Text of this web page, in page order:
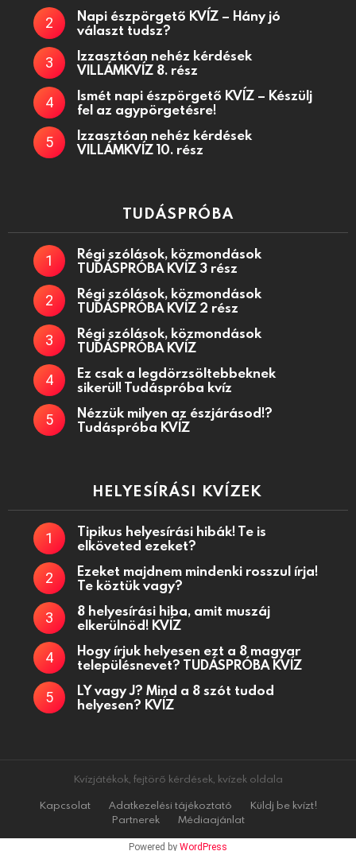
Napi észpörgető KVÍZ – Hány jó
választ tudsz?
Izzasztóan nehéz kérdések
VILLÁMKVÍZ 8. rész
Ismét napi észpörgető KVÍZ – Készülj
fel az agypörgetésre!
Izzasztóan nehéz kérdések
VILLÁMKVÍZ 10. rész
TUDÁSPRÓBA
Régi szólások, közmondások
TUDÁSPRÓBA KVÍZ 3 rész
Régi szólások, közmondások
TUDÁSPRÓBA KVÍZ 2 rész
Régi szólások, közmondások
TUDÁSPRÓBA KVÍZ
Ez csak a legdörzsöltebbeknek
sikerül! Tudáspróba kvíz
Nézzük milyen az észjárásod!?
Tudáspróba KVÍZ
HELYESÍRÁSI KVÍZEK
Tipikus helyesírási hibák! Te is
elköveted ezeket?
Ezeket majdnem mindenki rosszul írja!
Te köztük vagy?
8 helyesírási hiba, amit muszáj
elkerülnöd! KVÍZ
Hogy írjuk helyesen ezt a 8 magyar
településnevet? TUDÁSPRÓBA KVÍZ
LY vagy J? Mind a 8 szót tudod
helyesen? KVÍZ
Kvízjátékok, fejtörő kérdések, kvízek oldala
Kapcsolat
Adatkezelési tájékoztató
Küldj be kvízt!
Partnerek
Médiaajánlat
Powered by WordPress